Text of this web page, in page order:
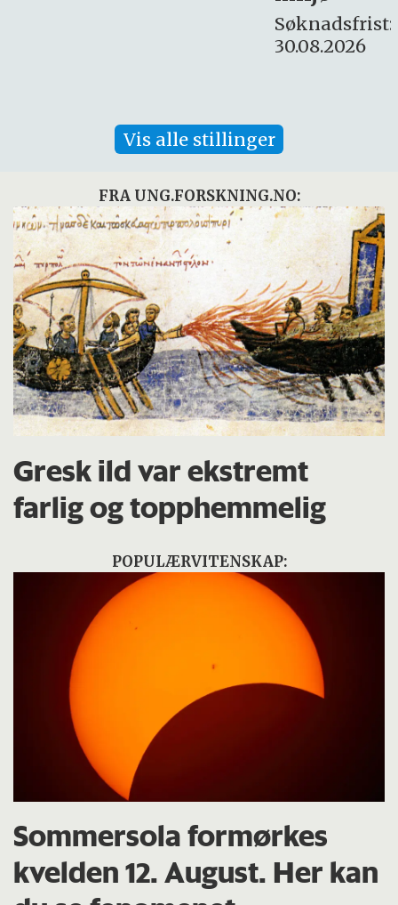
Vis alle stillinger
FRA UNG.FORSKNING.NO:
Gresk ild var ekstremt
farlig og topphemmelig
POPULÆRVITENSKAP:
Sommersola formørkes
kvelden 12. August. Her kan